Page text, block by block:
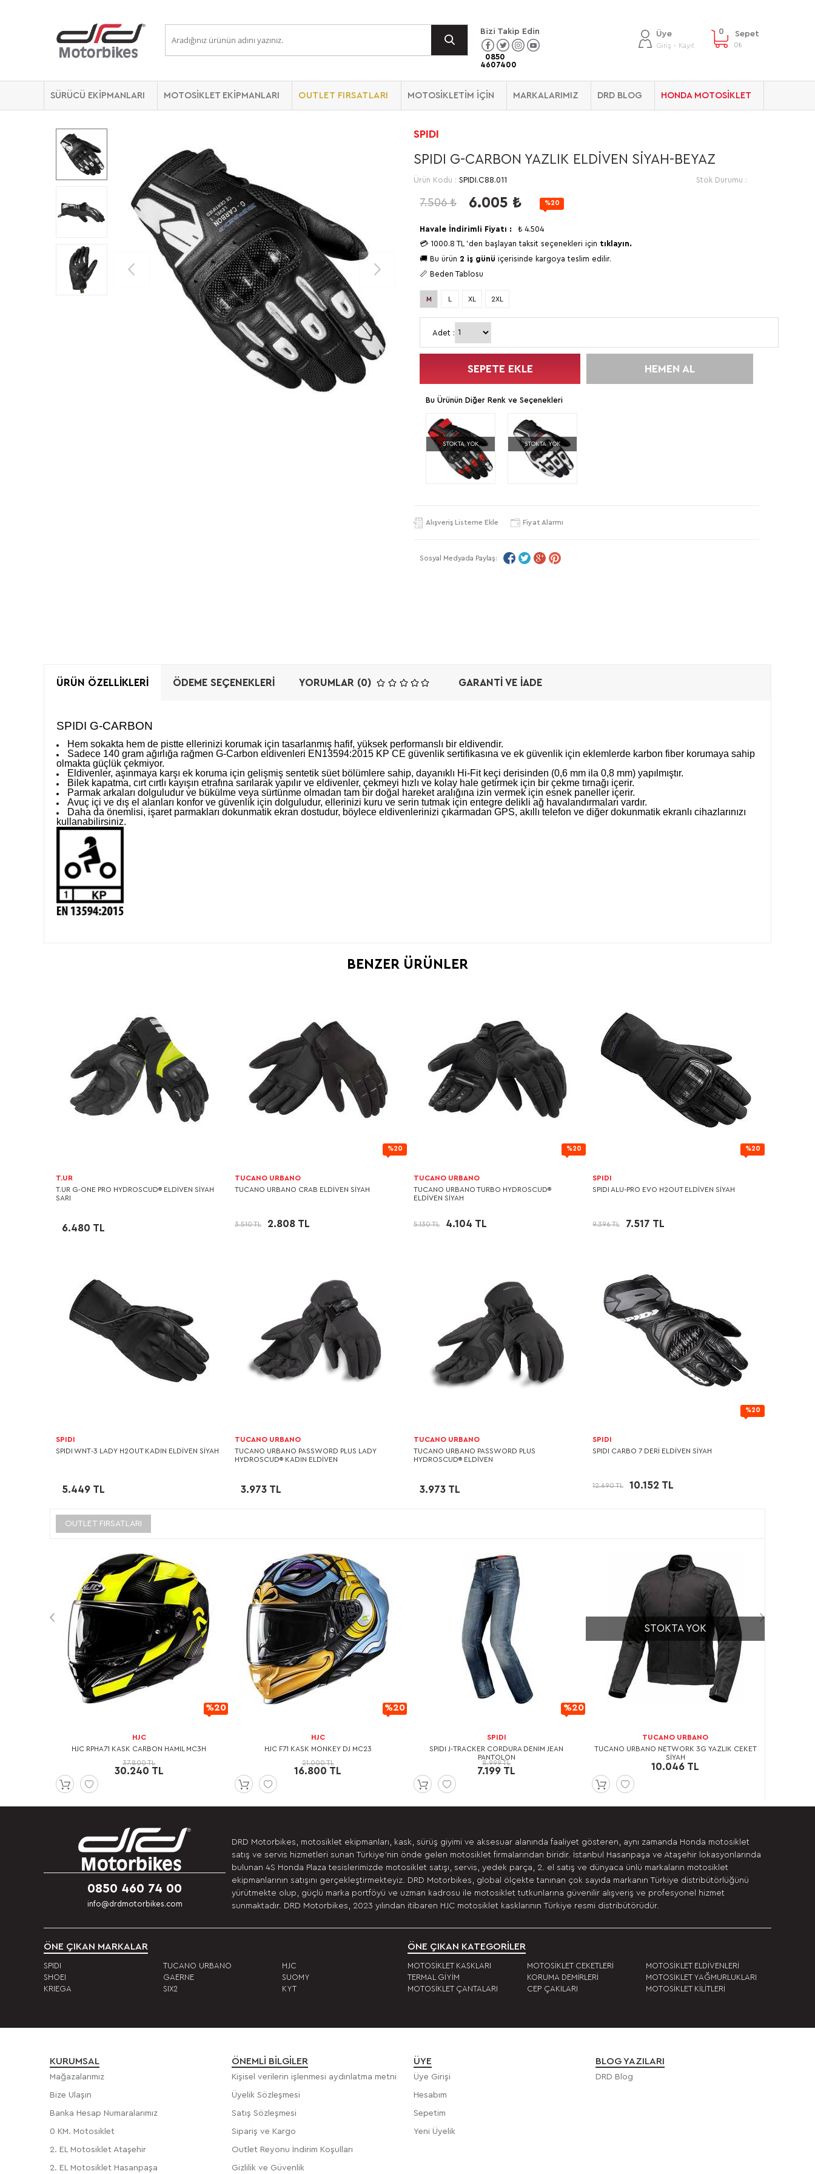
Bizi Takip Edin
0850
4607400
Sepet
0₺
0
Üye
Giriş - Kayıt
SÜRÜCÜ EKİPMANLARI MOTOSİKLET EKİPMANLARI OUTLET FIRSATLARI MOTOSİKLETİM İÇİN MARKALARIMIZ DRD BLOG HONDA MOTOSİKLET
SPIDI
SPIDI G-CARBON YAZLIK ELDİVEN SİYAH-BEYAZ
Ürün Kodu : SPIDI.C88.011 Stok Durumu :
7.506₺ 6.005 ₺ %20
Havale İndirimli Fiyatı : ₺ 4.504
💳 1000.8 TL 'den başlayan taksit seçenekleri için tıklayın.
🚚 Bu ürün 2 iş günü içerisinde kargoya teslim edilir.
📏 Beden Tablosu
M L XL 2XL
Adet :
SEPETE EKLE HEMEN AL
Bu Ürünün Diğer Renk ve Seçenekleri
STOKTA YOK STOKTA YOK
Alışveriş Listeme Ekle Fiyat Alarmı
Sosyal Medyada Paylaş:
ÜRÜN ÖZELLIKLERI ÖDEME SEÇENEKLERI YORUMLAR (0) GARANTI VE İADE
SPIDI G-CARBON
Hem sokakta hem de pistte ellerinizi korumak için tasarlanmış hafif, yüksek performanslı bir eldivendir.
Sadece 140 gram ağırlığa rağmen G-Carbon eldivenleri EN13594:2015 KP CE güvenlik sertifikasına ve ek güvenlik için eklemlerde karbon fiber korumaya sahip
olmakta güçlük çekmiyor.
Eldivenler, aşınmaya karşı ek koruma için gelişmiş sentetik süet bölümlere sahip, dayanıklı Hi-Fit keçi derisinden (0,6 mm ila 0,8 mm) yapılmıştır.
Bilek kapatma, cırt cırtlı kayışın etrafına sarılarak yapılır ve eldivenler, çekmeyi hızlı ve kolay hale getirmek için bir çekme tırnağı içerir.
Parmak arkaları dolguludur ve bükülme veya sürtünme olmadan tam bir doğal hareket aralığına izin vermek için esnek paneller içerir.
Avuç içi ve dış el alanları konfor ve güvenlik için dolguludur, ellerinizi kuru ve serin tutmak için entegre delikli ağ havalandırmaları vardır.
Daha da önemlisi, işaret parmakları dokunmatik ekran dostudur, böylece eldivenlerinizi çıkarmadan GPS, akıllı telefon ve diğer dokunmatik ekranlı cihazlarınızı
kullanabilirsiniz.
BENZER ÜRÜNLER
T.UR
T.UR G-ONE PRO HYDROSCUD® ELDİVEN SİYAH
SARI
6.480 TL
%20
TUCANO URBANO
TUCANO URBANO CRAB ELDİVEN SİYAH
3.510 TL 2.808 TL
%20
TUCANO URBANO
TUCANO URBANO TURBO HYDROSCUD®
ELDİVEN SİYAH
5.130 TL 4.104 TL
%20
SPIDI
SPIDI ALU-PRO EVO H2OUT ELDİVEN SİYAH
9.396 TL 7.517 TL
SPIDI
SPIDI WNT-3 LADY H2OUT KADIN ELDİVEN SİYAH
5.449 TL
TUCANO URBANO
TUCANO URBANO PASSWORD PLUS LADY
HYDROSCUD® KADIN ELDİVEN
3.973 TL
TUCANO URBANO
TUCANO URBANO PASSWORD PLUS
HYDROSCUD® ELDİVEN
3.973 TL
%20
SPIDI
SPIDI CARBO 7 DERİ ELDİVEN SİYAH
12.690 TL 10.152 TL
OUTLET FIRSATLARI
%20
İndirimli
HJC
HJC RPHA71 KASK CARBON HAMIL MC3H
37.800 TL
30.240 TL
%20
İndirimli
HJC
HJC F71 KASK MONKEY DJ MC23
21.000 TL
16.800 TL
%20
İndirimli
SPIDI
SPIDI J-TRACKER CORDURA DENIM JEAN
PANTOLON
8.999 TL
7.199 TL
STOKTA YOK
TUCANO URBANO
TUCANO URBANO NETWORK 3G YAZLIK CEKET
SİYAH
10.046 TL
0850 460 74 00
info@drdmotorbikes.com
DRD Motorbikes, motosiklet ekipmanları, kask, sürüş giyimi ve aksesuar alanında faaliyet gösteren, aynı zamanda Honda motosiklet
satış ve servis hizmetleri sunan Türkiye’nin önde gelen motosiklet firmalarından biridir. İstanbul Hasanpaşa ve Ataşehir lokasyonlarında
bulunan 4S Honda Plaza tesislerimizde motosiklet satışı, servis, yedek parça, 2. el satış ve dünyaca ünlü markaların motosiklet
ekipmanlarının satışını gerçekleştirmekteyiz. DRD Motorbikes, global ölçekte tanınan çok sayıda markanın Türkiye distribütörlüğünü
yürütmekte olup, güçlü marka portföyü ve uzman kadrosu ile motosiklet tutkunlarına güvenilir alışveriş ve profesyonel hizmet
sunmaktadır. DRD Motorbikes, 2023 yılından itibaren HJC motosiklet kasklarının Türkiye resmi distribütörüdür.
ÖNE ÇIKAN MARKALAR
SPIDI TUCANO URBANO
HJC
SHOEI
GAERNE
SUOMY
KRIEGA
SIX2 KYT
ÖNE ÇIKAN KATEGORİLER
MOTOSİKLET KASKLARI MOTOSİKLET CEKETLERİ
MOTOSİKLET ELDİVENLERİ
TERMAL GİYİM
KORUMA DEMİRLERİ
MOTOSİKLET YAĞMURLUKLARI
MOTOSİKLET ÇANTALARI
CEP ÇAKILARI MOTOSİKLET KİLİTLERİ
KURUMSAL
Mağazalarımız
Bize Ulaşın
Banka Hesap Numaralarımız
0 KM. Motosiklet
2. EL Motosiklet Ataşehir
2. EL Motosiklet Hasanpaşa
ÖNEMLI BILGILER
Kişisel verilerin işlenmesi aydınlatma metni
Üyelik Sözleşmesi
Satış Sözleşmesi
Sipariş ve Kargo
Outlet Reyonu İndirim Koşulları
Gizlilik ve Güvenlik
ÜYE
Üye Girişi
Hesabım
Sepetim
Yeni Üyelik
BLOG YAZILARI
DRD Blog